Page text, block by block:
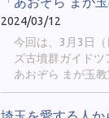
今後行われるイベ
マートフォンの「
催を見逃したくな
から友だち追加
muse.spec.ed.jp/
2024/03/12
今回は、3月3日
ズ古墳群ガイド
あおぞら まが玉
は休館に伴い休止
しました。会場